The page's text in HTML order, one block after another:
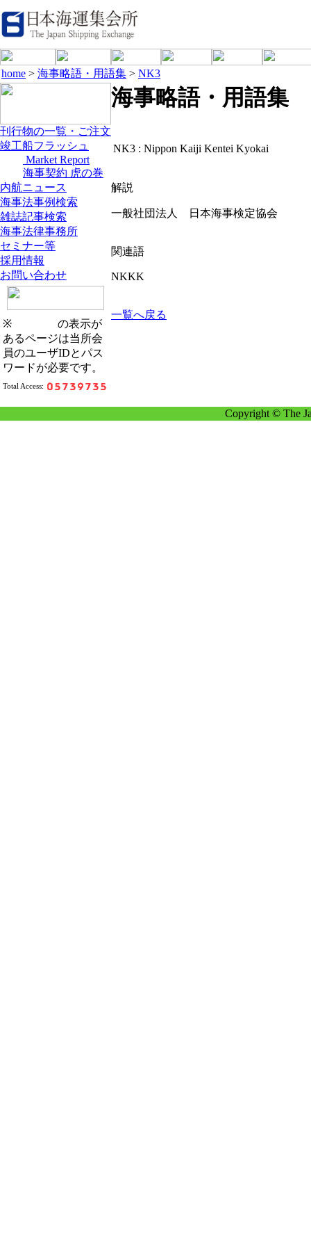
home > 海事略語・用語集 > NK3
刊行物の一覧・ご注文
竣工船フラッシュ
Market Report
海事契約 虎の巻
内航ニュース
海事法事例検索
雑誌記事検索
海事法律事務所
セミナー等
採用情報
お問い合わせ
※
の表示が
あるページは当所会
員のユーザIDとパス
ワードが必要です。
Total Access:
海事略語・用語集
NK3 : Nippon Kaiji Kentei Kyokai
解説
一般社団法人 日本海事検定協会
関連語
NKKK
一覧へ戻る
Copyright © The